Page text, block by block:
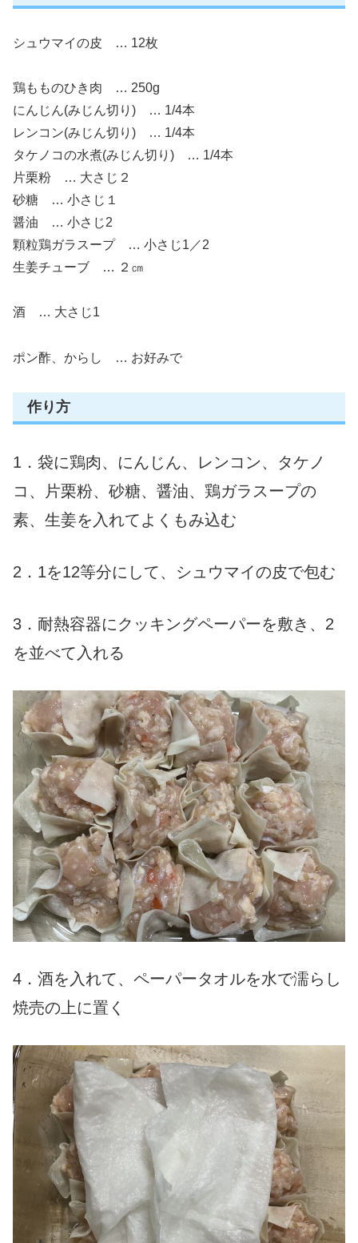
シュウマイの皮 … 12枚
鶏もものひき肉 … 250g
にんじん(みじん切り) … 1/4本
レンコン(みじん切り) … 1/4本
タケノコの水煮(みじん切り) … 1/4本
片栗粉 … 大さじ２
砂糖 … 小さじ１
醤油 … 小さじ2
顆粒鶏ガラスープ … 小さじ1／2
生姜チューブ … ２㎝
酒 … 大さじ1
ポン酢、からし … お好みで
作り方
1．袋に鶏肉、にんじん、レンコン、タケノ
コ、片栗粉、砂糖、醤油、鶏ガラスープの
素、生姜を入れてよくもみ込む
2．1を12等分にして、シュウマイの皮で包む
3．耐熱容器にクッキングペーパーを敷き、2
を並べて入れる
4．酒を入れて、ペーパータオルを水で濡らし
焼売の上に置く